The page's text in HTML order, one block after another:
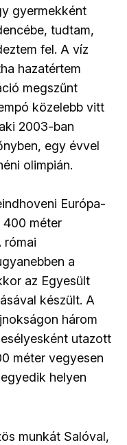
gyermekként
tudtam,
fel. A víz
hazatértem
megszűnt
közelebb vitt
2003-ban
egy évvel
olimpián.
Európa-
400 méter
római
a
az Egyesült
készült. A
három
utazott
méter vegyesen
helyen
munkát Salóval,